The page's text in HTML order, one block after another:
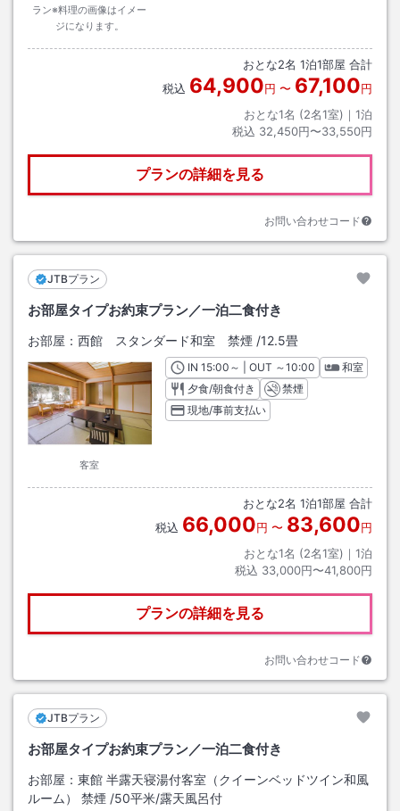
ラン※料理の画像はイメー
ジになります。
おとな2名 1泊1部屋 合計
税込 64,900円 〜 67,100円
おとな1名 (2名1室)｜ 1泊
税込 32,450円〜33,550円
プランの詳細を見る
お問い合わせコード
JTBプラン
お部屋タイプお約束プラン／一泊二食付き
お部屋： 西館 スタンダード和室 禁煙 /12.5畳
客室
INチェックイン
15:00 ～ | OUT チェックアウト
～10:00
和室
夕食/朝食付き
禁煙
現地/事前支払い
おとな2名 1泊1部屋 合計
税込 66,000円 〜 83,600円
おとな1名 (2名1室)｜ 1泊
税込 33,000円〜41,800円
プランの詳細を見る
お問い合わせコード
JTBプラン
お部屋タイプお約束プラン／一泊二食付き
お部屋： 東館 半露天寝湯付客室（クイーンベッドツイン和風
ルーム） 禁煙 /50平米/露天風呂付